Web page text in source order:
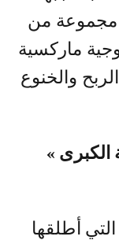
مجموعة من
ماركسية
والخنوع
الكبرى »
أطلقها